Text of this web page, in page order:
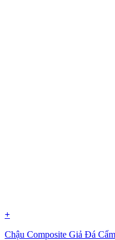
+
Chậu Composite Giả Đá